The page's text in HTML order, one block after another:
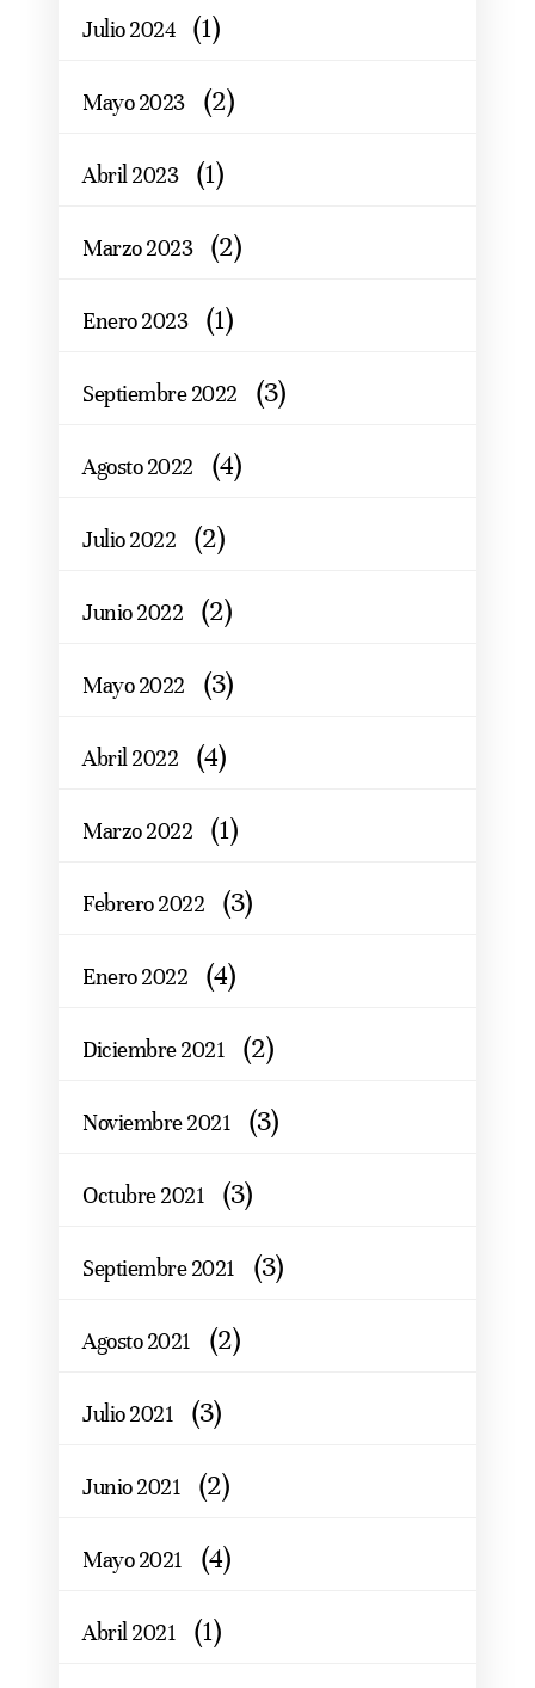
Julio 2024 (1)
Mayo 2023 (2)
Abril 2023 (1)
Marzo 2023 (2)
Enero 2023 (1)
Septiembre 2022 (3)
Agosto 2022 (4)
Julio 2022 (2)
Junio 2022 (2)
Mayo 2022 (3)
Abril 2022 (4)
Marzo 2022 (1)
Febrero 2022 (3)
Enero 2022 (4)
Diciembre 2021 (2)
Noviembre 2021 (3)
Octubre 2021 (3)
Septiembre 2021 (3)
Agosto 2021 (2)
Julio 2021 (3)
Junio 2021 (2)
Mayo 2021 (4)
Abril 2021 (1)